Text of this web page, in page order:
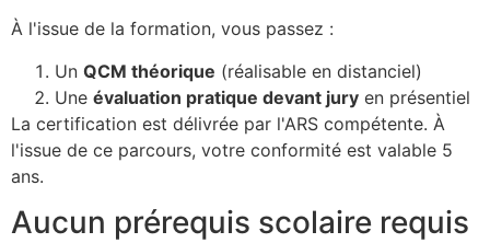
À l'issue de la formation, vous passez :
Un QCM théorique (réalisable en distanciel)
Une évaluation pratique devant jury en présentiel
La certification est délivrée par l'ARS compétente. À
l'issue de ce parcours, votre conformité est valable 5
ans.
Aucun prérequis scolaire requis